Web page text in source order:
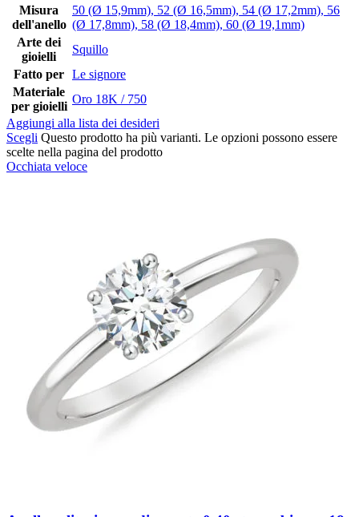
Misura
dell'anello
50 (Ø 15,9mm), 52 (Ø 16,5mm), 54 (Ø 17,2mm), 56
(Ø 17,8mm), 58 (Ø 18,4mm), 60 (Ø 19,1mm)
Arte dei
gioielli
Squillo
Fatto per Le signore
Materiale
per gioielli
Oro 18K / 750
Aggiungi alla lista dei desideri
Scegli Questo prodotto ha più varianti. Le opzioni possono essere
scelte nella pagina del prodotto
Occhiata veloce